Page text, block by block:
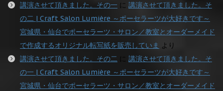
講演させて頂きました。その一 に 講演させて頂きました。そ
の二 | Craft Salon Lumière ～ポーセラーツが大好きです～
宮城県・仙台でポーセラーツ・サロン／教室とオーダーメイド
で作成するオリジナル転写紙を販売していま より
講演させて頂きました。その二 に 講演させて頂きました。そ
の一 | Craft Salon Lumière ～ポーセラーツが大好きです～
宮城県・仙台でポーセラーツ・サロン／教室とオーダーメイド